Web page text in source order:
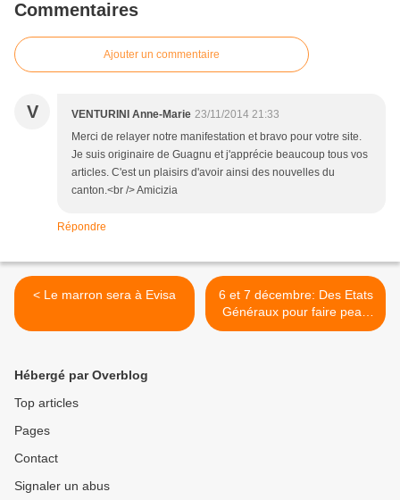
Commentaires
Ajouter un commentaire
V VENTURINI Anne-Marie 23/11/2014 21:33
Merci de relayer notre manifestation et bravo pour votre site.
Je suis originaire de Guagnu et j'apprécie beaucoup tous vos
articles. C'est un plaisirs d'avoir ainsi des nouvelles du
canton.<br /> Amicizia
Répondre
< Le marron sera à Evisa
6 et 7 décembre: Des Etats
Généraux pour faire peau
neuve >
Hébergé par Overblog
Top articles
Pages
Contact
Signaler un abus